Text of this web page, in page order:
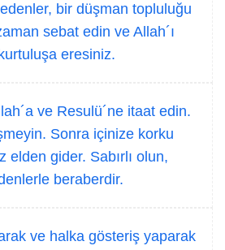
bir düşman topluluğu
sebat edin ve Allah´ı
eresiniz.
ve Resulü´ne itaat edin.
Sonra içinize korku
elden gider. Sabırlı olun,
beraberdir.
ve halka gösteriş yaparak